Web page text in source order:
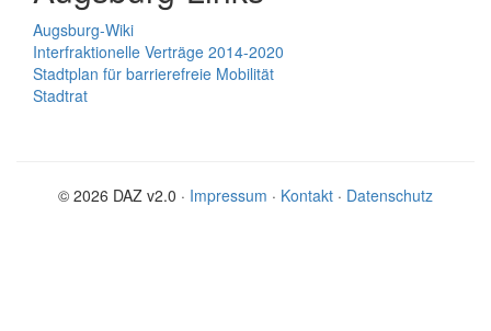
Augsburg-Wiki
Interfraktionelle Verträge 2014-2020
Stadtplan für barrierefreie Mobilität
Stadtrat
© 2026 DAZ v2.0 · Impressum · Kontakt · Datenschutz